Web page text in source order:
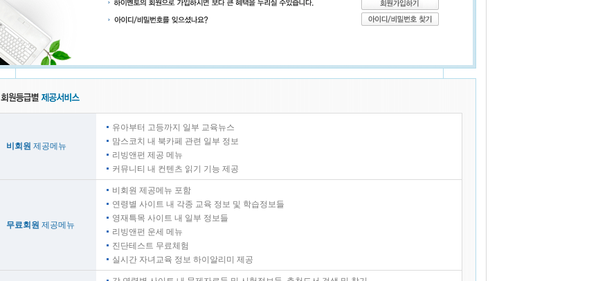
비회원 제공메뉴
유아부터 고등까지 일부 교육뉴스
맘스코치 내 북카페 관련 일부 정보
리빙앤펀 제공 메뉴
커뮤니티 내 컨텐츠 읽기 기능 제공
무료회원 제공메뉴
비회원 제공메뉴 포함
연령별 사이트 내 각종 교육 정보 및 학습정보들
영재특목 사이트 내 일부 정보들
리빙앤펀 운세 메뉴
진단테스트 무료체험
실시간 자녀교육 정보 하이알리미 제공